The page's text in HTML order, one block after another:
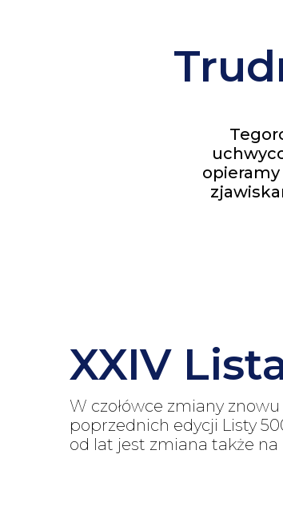
XXIV
W czołówce zmiany
poprzednich edycji Listy
od lat jest zmiana także